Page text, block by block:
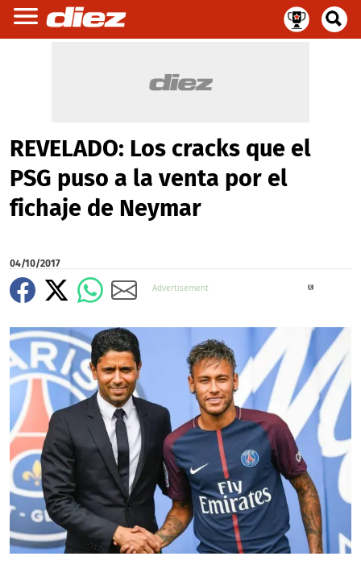
REVELADO: Los cracks que el
PSG puso a la venta por el
fichaje de Neymar
04/10/2017
X